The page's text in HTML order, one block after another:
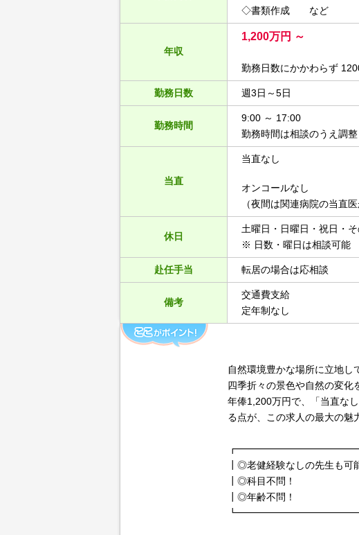
◇書類作成 など
年収
1,200万円 ～
勤務日数にかかわらず
勤務日数 週3日～5日
勤務時間
9:00 ～ 17:00
勤務時間は相談のうえ調整
当直
当直なし
オンコールなし
（夜間は関連病院の当直医
休日
土曜日・日曜日・祝日・
※ 日数・曜日は相談可能
赴任手当 転居の場合は応相談
備考
交通費支給
定年制なし
自然環境豊かな場所に立地し
四季折々の景色や自然の変化
年俸1,200万円で、「当直な
る点が、この求人の最大の魅
┃◎老健経験なしの先生も可
┃◎科目不問
┃◎年齢不問